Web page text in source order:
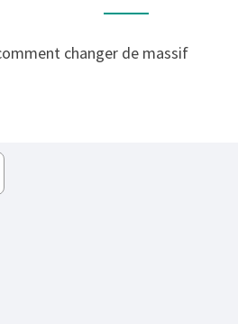
VERCORS
ET
changer de massif